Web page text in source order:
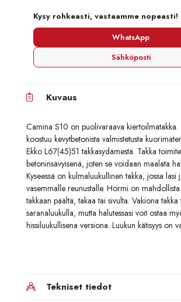
Kysy rohkeasti, vastaamme nopeasti!
WhatsApp
Sähköposti
Kuvaus
Camina S10 on puolivaraava kiertoilmatakka.
koostuu kevytbetonista valmistetusta
Ekko L67(45)51 takkasydämestä. Takka
betoninsävyisenä, joten se voidaan maalata
Kyseessä on kulmaluukullinen takka, jossa lasi
vasemmalle reunustalle. Hormi on
takkaan päältä, takaa tai sivulta. Vakiona takka
saranaluukulla, mutta halutessasi voit ostaa
hissiluukullisena versiona. Luukun kätisyys on
Tekniset tiedot